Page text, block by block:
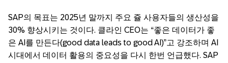
SAP의 목표는 2025년 말까지 주요 쥴 사용자들의 생산성을
30% 향상시키는 것이다. 클라인 CEO는 “좋은 데이터가 좋
은 AI를 만든다(good data leads to good AI)”고 강조하며 AI
시대에서 데이터 활용의 중요성을 다시 한번 언급했다. SAP